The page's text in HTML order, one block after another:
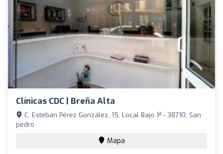
Clínicas CDC | Breña Alta
C. Esteban Pérez González, 15, Local Bajo 1ª - 38710, San
pedro
Mapa